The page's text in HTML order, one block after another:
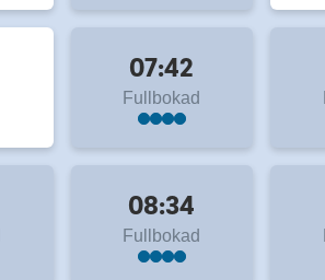
07:42
Fullbokad
08:34
Fullbokad